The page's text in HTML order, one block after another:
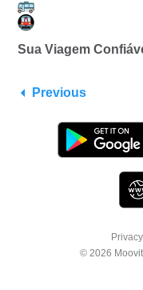
Sua Viagem
Previous
© 2026